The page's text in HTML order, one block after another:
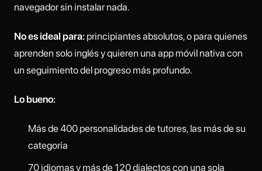
navegador sin instalar nada.
No es ideal para: principiantes absolutos, o para quienes
aprenden solo inglés y quieren una app móvil nativa con
un seguimiento del progreso más profundo.
Lo bueno:
Más de 400 personalidades de tutores, las más de su
categoría
70 idiomas y más de 120 dialectos con una sola